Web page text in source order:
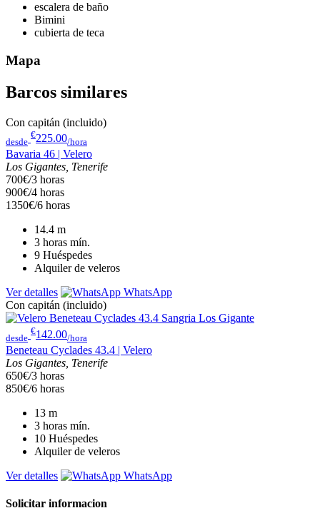
escalera de baño
Bimini
cubierta de teca
Mapa
Barcos similares
Con capitán (incluido)
desde
€225.00/hora
Bavaria 46 | Velero
Los Gigantes, Tenerife
700€/3 horas
900€/4 horas
1350€/6 horas
14.4 m
3 horas mín.
9 Huéspedes
Alquiler de veleros
Ver detalles
WhatsApp
Con capitán (incluido)
desde
€142.00/hora
Beneteau Cyclades 43.4 | Velero
Los Gigantes, Tenerife
650€/3 horas
850€/6 horas
13 m
3 horas mín.
10 Huéspedes
Alquiler de veleros
Ver detalles
WhatsApp
Solicitar informacion